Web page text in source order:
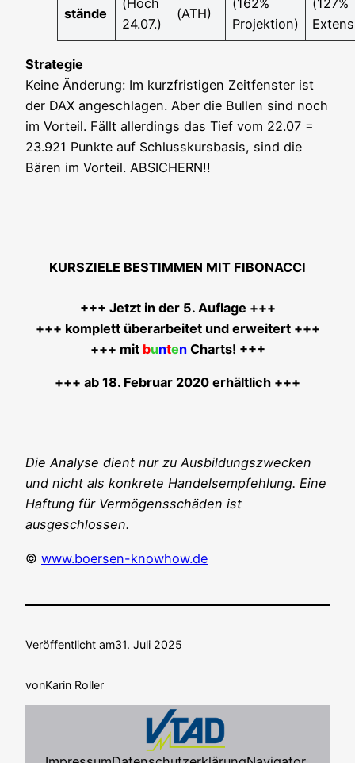
stän­de
24.07.)
(ATH)
Projektion)
Stra­te­gie
Kei­ne Ände­rung: Im kurz­fris­ti­gen Zeit­fens­ter ist
der DAX ange­schla­gen. Aber die Bul­len sind noch
im Vor­teil. Fällt aller­dings das Tief vom 22.07 =
23.921 Punk­te auf Schluss­kurs­ba­sis, sind die
Bären im Vor­teil. ABSICHERN!!
KURSZIELE BESTIMMEN MIT FIBONACCI
+++ Jetzt in der 5. Auf­la­ge +++
+++ kom­plett über­ar­bei­tet und erwei­tert +++
+++ mit buntenCharts! +++
+++ ab 18. Febru­ar 2020 erhältlich +++
Die Ana­ly­se dient nur zu Aus­bil­dungs­zwe­cken
und nicht als kon­kre­te Han­dels­emp­feh­lung. Eine
Haf­tung für Ver­mö­gens­schä­den ist
ausgeschlossen.
© www.boersen-knowhow.de
Veröffentlicht am31. Juli 2025
vonKarin Roller